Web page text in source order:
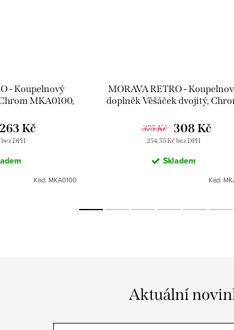
- Koupelnový
MKA0100,
bez DPH
263 Kč
Kód: MKA0100
MORAVA RETRO -
doplněk Věšáček dvojitý,
375 Kč
254,55 Kč bez DPH
308 Kč
Skladem
Kód:
Aktuální